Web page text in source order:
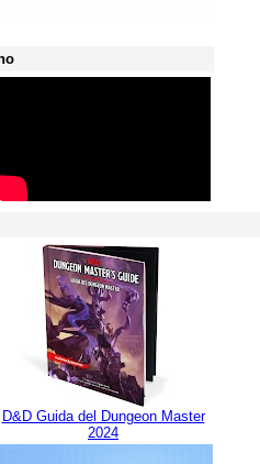
D&D Guida del Dungeon Master
2024